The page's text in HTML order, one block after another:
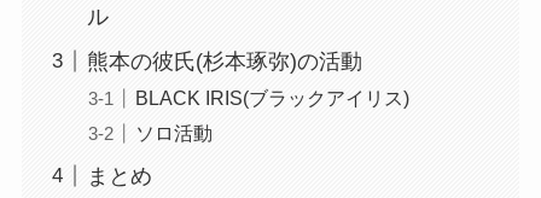
ル
熊本の彼氏(杉本琢弥)の活動
BLACK IRIS(ブラックアイリス)
ソロ活動
まとめ